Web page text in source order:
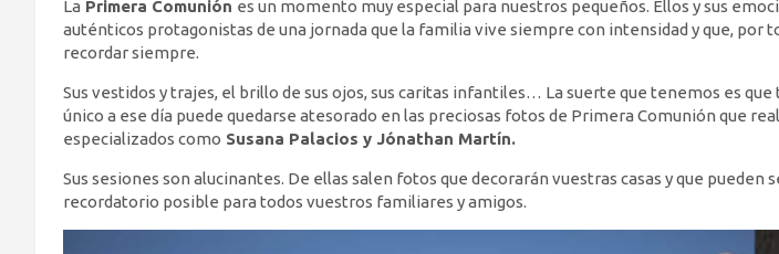
La Primera Comunión es un momento muy especial para nuestros pequeños. Ellos y sus
auténticos protagonistas de una jornada que la familia vive siempre con intensidad y que, por
recordar siempre.
Sus vestidos y trajes, el brillo de sus ojos, sus caritas infantiles… La suerte que tenemos es que
único a ese día puede quedarse atesorado en las preciosas fotos de Primera Comunión que
especializados como Susana Palacios y Jónathan Martín.
Sus sesiones son alucinantes. De ellas salen fotos que decorarán vuestras casas y que pueden
recordatorio posible para todos vuestros familiares y amigos.